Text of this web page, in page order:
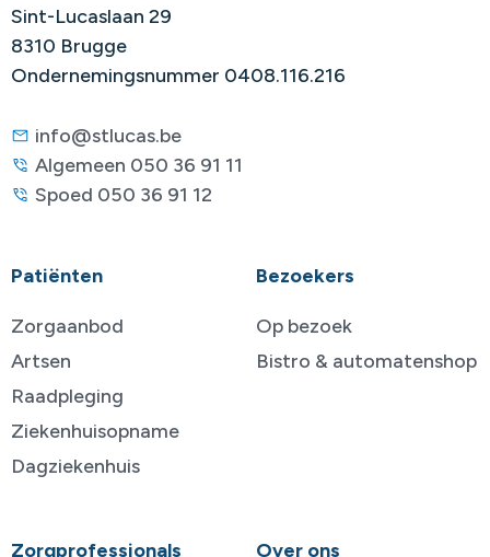
Sint-Lucaslaan 29
8310 Brugge
Ondernemingsnummer 0408.116.216
info@stlucas.be
Algemeen 050 36 91 11
Spoed 050 36 91 12
Patiënten
Zorgaanbod
Artsen
Raadpleging
Ziekenhuisopname
Dagziekenhuis
Bezoekers
Op bezoek
Bistro & automatenshop
Zorgprofessionals Over ons